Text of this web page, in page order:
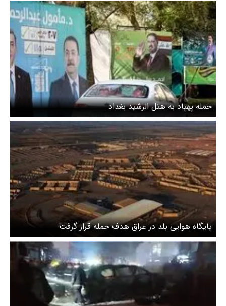
حمله پهپاد به هتل الرشید بغداد
پایگاه هوایی بلد در عراق هدف حمله قرار گرفت